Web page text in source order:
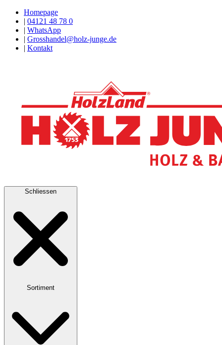
Homepage
| 04121 48 78 0
| WhatsApp
| Grosshandel@holz-junge.de
| Kontakt
Schliessen
Sortiment